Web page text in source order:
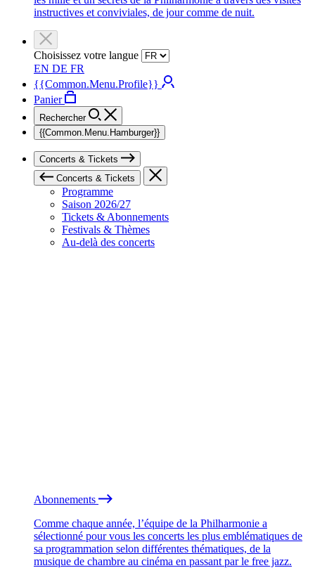
instructives et conviviales, de jour comme de nuit.
Choisissez votre langue
EN DE FR
{{Common.Menu.Profile}}
Panier
Rechercher
{{Common.Menu.Hamburger}}
Concerts & Tickets
Concerts & Tickets
Programme
Saison 2026/27
Tickets & Abonnements
Festivals & Thèmes
Au-delà des concerts
Abonnements
Comme chaque année, l’équipe de la Philharmonie a
sélectionné pour vous les concerts les plus emblématiques de
sa programmation selon différentes thématiques, de la
musique de chambre au cinéma en passant par le free jazz.